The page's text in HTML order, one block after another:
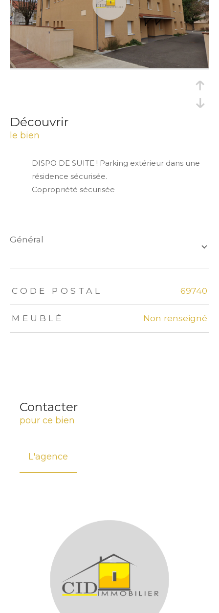
découvrir
le bien
DISPO DE SUITE ! Parking extérieur dans une
résidence sécurisée.
Copropriété sécurisée
général
TRAD_ZEPHYR_Caracteristique TRAD_ZEPHYR_Valeurs
CODE POSTAL 69740
MEUBLÉ Non renseigné
Contacter
pour ce bien
L'agence